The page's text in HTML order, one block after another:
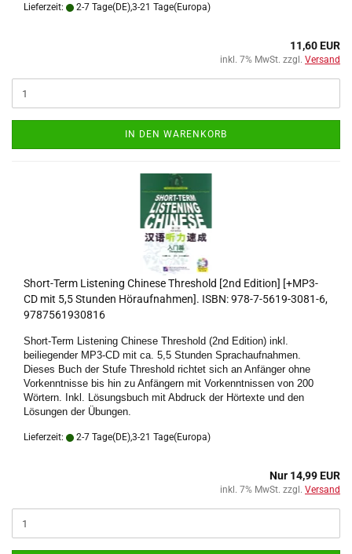
Lieferzeit: 2-7 Tage(DE),3-21 Tage(Europa)
11,60 EUR
inkl. 7% MwSt. zzgl. Versand
IN DEN WARENKORB
Short-Term Listening Chinese Threshold [2nd Edition] [+MP3-
CD mit 5,5 Stunden Höraufnahmen]. ISBN: 978-7-5619-3081-6,
9787561930816
Short-Term Listening Chinese Threshold (2nd Edition) inkl.
beiliegender MP3-CD mit ca. 5,5 Stunden Sprachaufnahmen.
Dieses Buch der Stufe Threshold richtet sich an Anfänger ohne
Vorkenntnisse bis hin zu Anfängern mit Vorkenntnissen von 200
Wörtern. Inkl. Lösungsbuch mit Abdruck der Hörtexte und den
Lösungen der Übungen.
Lieferzeit: 2-7 Tage(DE),3-21 Tage(Europa)
Nur 14,99 EUR
inkl. 7% MwSt. zzgl. Versand